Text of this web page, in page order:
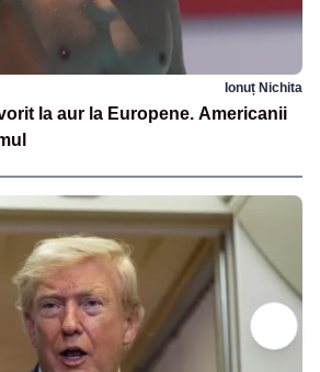
Ionuț Nichita
la aur la Europene. Americanii